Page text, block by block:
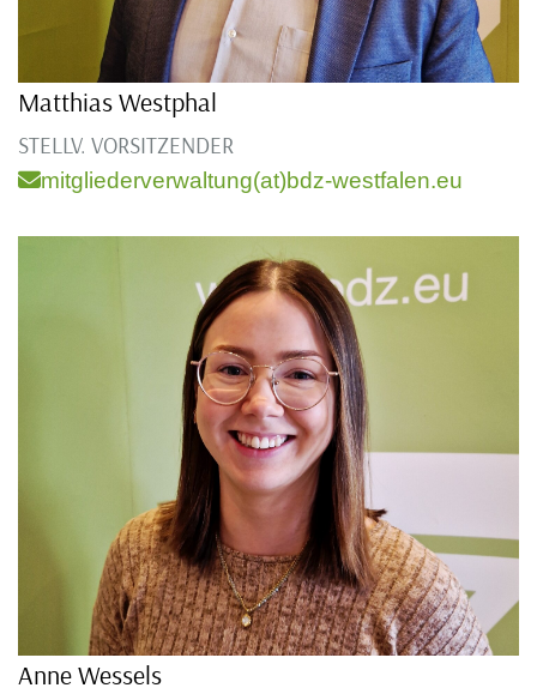
Matthias Westphal
STELLV. VORSITZENDER
mitgliederverwaltung(at)bdz-westfalen.eu
Anne Wessels